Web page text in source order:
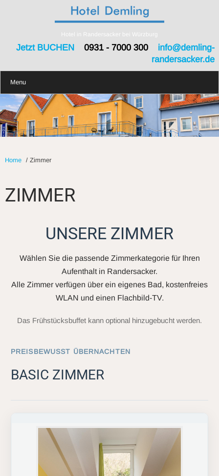
Hotel in Randersacker bei Würzburg
Jetzt BUCHEN0931 - 7000 300 info@demling-
randersacker.de
Menu
Home / Zimmer
ZIMMER
UNSERE ZIMMER
Wählen Sie die passende Zimmerkategorie für Ihren
Aufenthalt in Randersacker.
Alle Zimmer verfügen über ein eigenes Bad, kostenfreies
WLAN und einen Flachbild-TV.
Das Frühstücksbuffet kann optional hinzugebucht werden.
PREISBEWUSST ÜBERNACHTEN
BASIC ZIMMER